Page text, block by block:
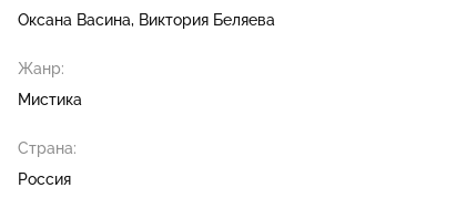
Оксана Васина
Виктория Беляева
Жанр:
Мистика
Страна:
Россия